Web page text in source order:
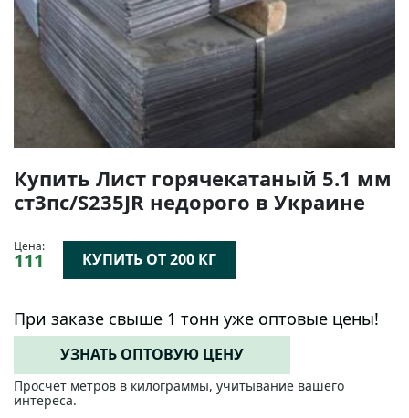
Купить Лист горячекатаный 5.1 мм
ст3пс/S235JR недорого в Украине
Цена:
111 КУПИТЬ ОТ 200 КГ
При заказе свыше 1 тонн уже оптовые цены!
УЗНАТЬ ОПТОВУЮ ЦЕНУ
Просчет метров в килограммы, учитывание вашего
интереса.